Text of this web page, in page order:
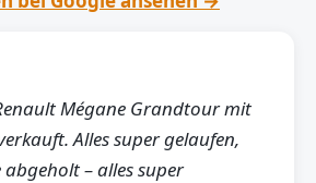
Mégane Grandtour mit
Alles super gelaufen,
– alles super